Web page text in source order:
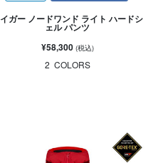
ガー ノードワンド ライト ハードシ
ェル パンツ
¥58,300 (税込)
2 COLORS